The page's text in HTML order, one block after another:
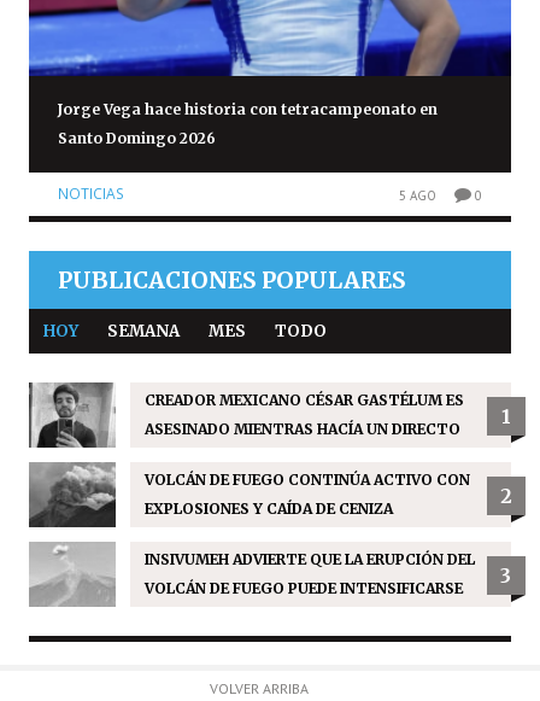
Jorge Vega hace historia con tetracampeonato en
Santo Domingo 2026
NOTICIAS 5 AGO 0
PUBLICACIONES POPULARES
HOY SEMANA MES TODO
CREADOR MEXICANO CÉSAR GASTÉLUM ES
ASESINADO MIENTRAS HACÍA UN DIRECTO
1
VOLCÁN DE FUEGO CONTINÚA ACTIVO CON
EXPLOSIONES Y CAÍDA DE CENIZA
2
INSIVUMEH ADVIERTE QUE LA ERUPCIÓN DEL
VOLCÁN DE FUEGO PUEDE INTENSIFICARSE
3
VOLVER ARRIBA